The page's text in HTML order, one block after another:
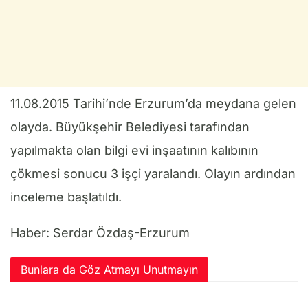
11.08.2015 Tarihi’nde Erzurum’da meydana gelen
olayda. Büyükşehir Belediyesi tarafından
yapılmakta olan bilgi evi inşaatının kalıbının
çökmesi sonucu 3 işçi yaralandı. Olayın ardından
inceleme başlatıldı.
Haber: Serdar Özdaş-Erzurum
Bunlara da Göz Atmayı Unutmayın